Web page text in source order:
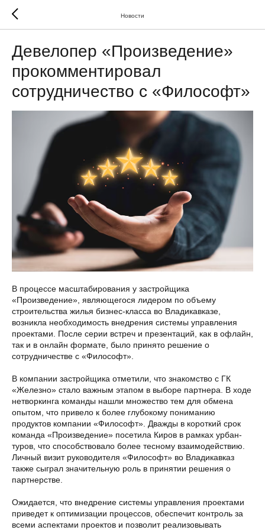
Новости
Девелопер «Произведение»
прокомментировал
сотрудничество с «Философт»
В процессе масштабирования у застройщика
«Произведение», являющегося лидером по объему
строительства жилья бизнес-класса во Владикавказе,
возникла необходимость внедрения системы управления
проектами. После серии встреч и презентаций, как в офлайн,
так и в онлайн формате, было принято решение о
сотрудничестве с «Философт».
В компании застройщика отметили, что знакомство с ГК
«Железно» стало важным этапом в выборе партнера. В ходе
нетворкинга команды нашли множество тем для обмена
опытом, что привело к более глубокому пониманию
продуктов компании «Философт». Дважды в короткий срок
команда «Произведение» посетила Киров в рамках урбан-
туров, что способствовало более тесному взаимодействию.
Личный визит руководителя «Философт» во Владикавказ
также сыграл значительную роль в принятии решения о
партнерстве.
Ожидается, что внедрение системы управления проектами
приведет к оптимизации процессов, обеспечит контроль за
всеми аспектами проектов и позволит реализовывать